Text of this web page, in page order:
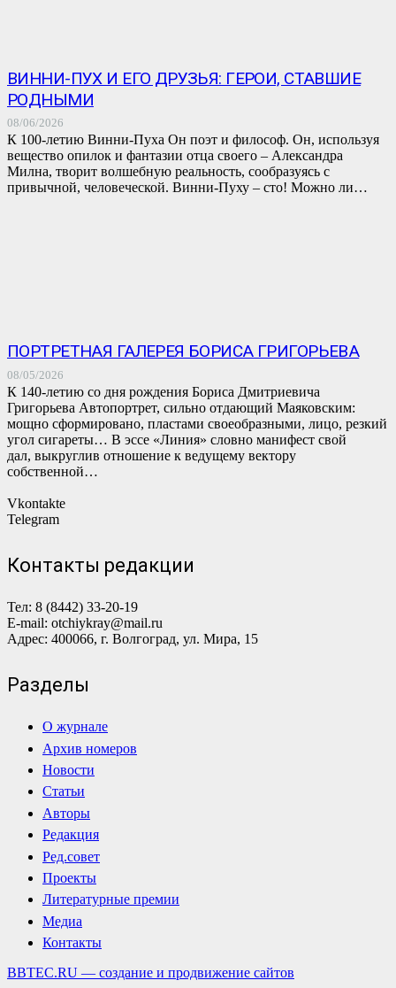
ВИННИ-ПУХ И ЕГО ДРУЗЬЯ: ГЕРОИ, СТАВШИЕ
РОДНЫМИ
08/06/2026
К 100-летию Винни-Пуха Он поэт и философ. Он, используя
вещество опилок и фантазии отца своего – Александра
Милна, творит волшебную реальность, сообразуясь с
привычной, человеческой. Винни-Пуху – сто! Можно ли…
ПОРТРЕТНАЯ ГАЛЕРЕЯ БОРИСА ГРИГОРЬЕВА
08/05/2026
К 140-летию со дня рождения Бориса Дмитриевича
Григорьева Автопортрет, сильно отдающий Маяковским:
мощно сформировано, пластами своеобразными, лицо, резкий
угол сигареты… В эссе «Линия» словно манифест свой
дал, выкруглив отношение к ведущему вектору
собственной…
Vkontakte
Telegram
Контакты редакции
Тел: 8 (8442) 33-20-19
E-mail: otchiykray@mail.ru
Адрес: 400066, г. Волгоград, ул. Мира, 15
Разделы
О журнале
Архив номеров
Новости
Статьи
Авторы
Редакция
Ред.совет
Проекты
Литературные премии
Медиа
Контакты
BBTEC.RU — создание и продвижение сайтов